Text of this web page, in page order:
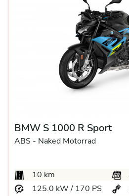
BMW S 1000 R Sport
ABS - Naked Motorrad
10 km
125.0 kW / 170 PS